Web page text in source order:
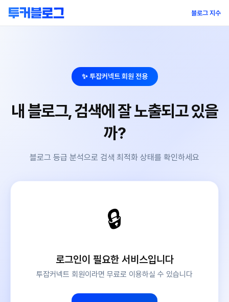
블로그 지수
✨ 투잡커넥트 회원 전용
내 블로그, 검색에 잘 노출되고 있을
까?
블로그 등급 분석으로 검색 최적화 상태를 확인하세요
🔒
로그인이 필요한 서비스입니다
투잡커넥트 회원이라면 무료로 이용하실 수 있습니다